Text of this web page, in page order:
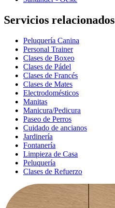
Servicios relacionados
Peluquería Canina
Personal Trainer
Clases de Boxeo
Clases de Pádel
Clases de Francés
Clases de Mates
Electrodomésticos
Manitas
Manicura/Pedicura
Paseo de Perros
Cuidado de ancianos
Jardinería
Fontanería
Limpieza de Casa
Peluquería
Clases de Refuerzo